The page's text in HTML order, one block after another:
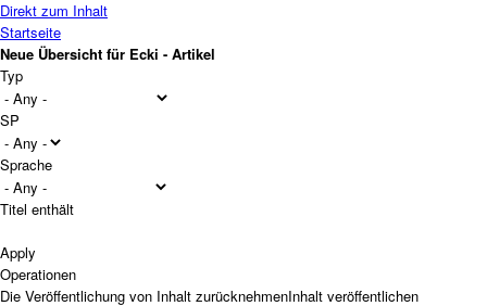
Direkt zum Inhalt
Startseite
Neue Übersicht für Ecki - Artikel
Typ
SP
Sprache
Titel enthält
Operationen